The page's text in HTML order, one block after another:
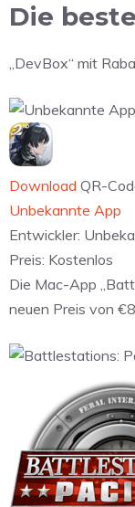
Die
„DevBox“ mit
Download QR-
Unbekannte App
Entwickler:
Preis: Kostenlos
Die Mac-App
neuen Preis von